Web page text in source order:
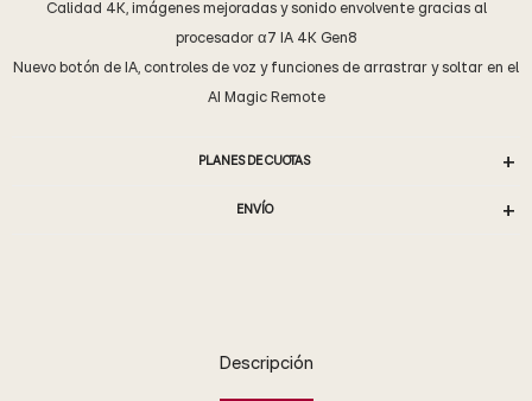
Calidad 4K, imágenes mejoradas y sonido envolvente gracias al
procesador α7 IA 4K Gen8
Nuevo botón de IA, controles de voz y funciones de arrastrar y soltar en el
AI Magic Remote
PLANES DE CUOTAS
ENVÍO
Descripción